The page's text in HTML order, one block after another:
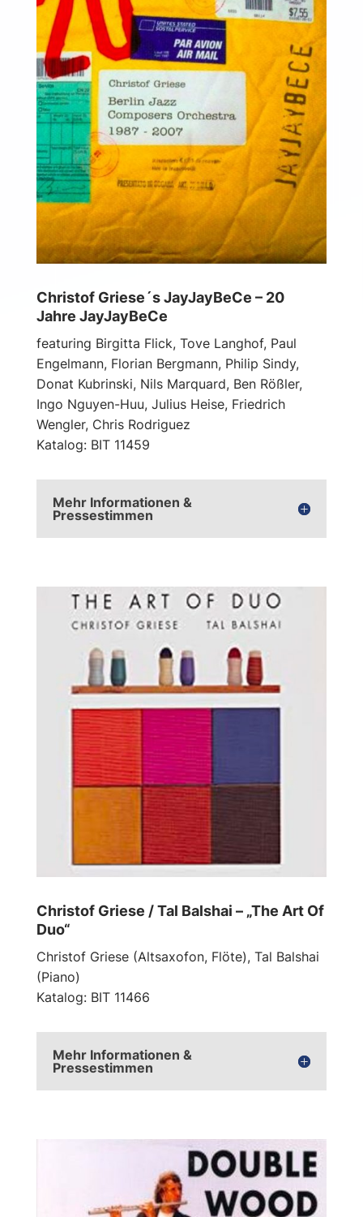
Christof Griese´s JayJayBeCe – 20
Jahre JayJayBeCe
featuring Birgitta Flick, Tove Langhof, Paul
Engelmann, Florian Bergmann, Philip Sindy,
Donat Kubrinski, Nils Marquard, Ben Rößler,
Ingo Nguyen-Huu, Julius Heise, Friedrich
Wengler, Chris Rodriguez
Katalog: BIT 11459
Mehr Informationen &
Pressestimmen
Christof Griese / Tal Balshai – „The Art Of
Duo“
Christof Griese (Altsaxofon, Flöte), Tal Balshai
(Piano)
Katalog: BIT 11466
Mehr Informationen &
Pressestimmen